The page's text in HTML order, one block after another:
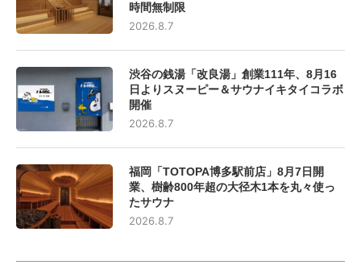
時間無制限
2026.8.7
渋谷の銭湯「改良湯」創業111年、8月16
日よりスヌーピー＆サウナイキタイコラボ
開催
2026.8.7
福岡「TOTOPA博多駅前店」8月7日開
業、樹齢800年超の大径木1本を丸々使っ
たサウナ
2026.8.7